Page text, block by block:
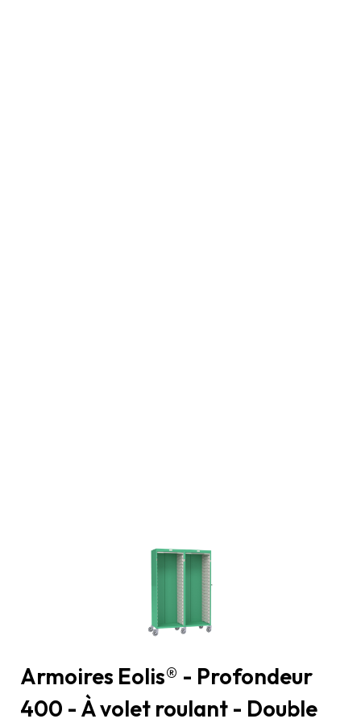
Armoires Eolis® - Profondeur
400 - À volet roulant - Double